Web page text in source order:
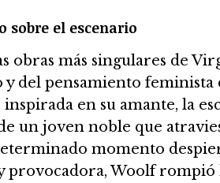
el escenario
obras más singulares de
del pensamiento feminista
inspirada en su amante, la
un joven noble que
momento
provocadora, Woolf rompió